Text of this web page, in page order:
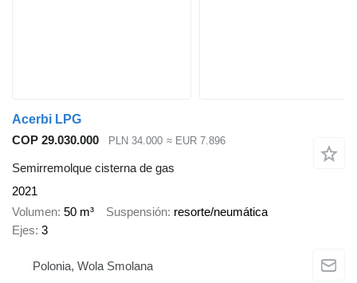
Acerbi LPG
COP 29.030.000
PLN 34.000 ≈ EUR 7.896
Semirremolque cisterna de gas
2021
Volumen 50 m³ Suspensión resorte/neumática
Ejes 3
Polonia, Wola Smolana